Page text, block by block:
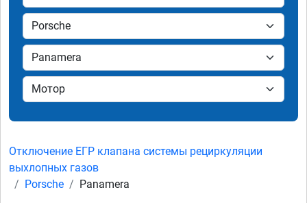
Отключение ЕГР клапана системы рециркуляции
выхлопных газов
Porsche
Panamera